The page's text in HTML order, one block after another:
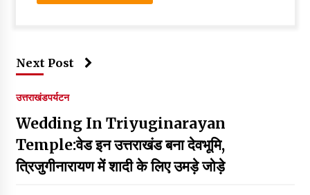
Next Post
उत्तराखंडपर्यटन
Wedding In Triyuginarayan
Temple:वेड इन उत्तराखंड बना देवभूमि,
त्रिजुगीनारायण में शादी के लिए उमड़े जोड़े